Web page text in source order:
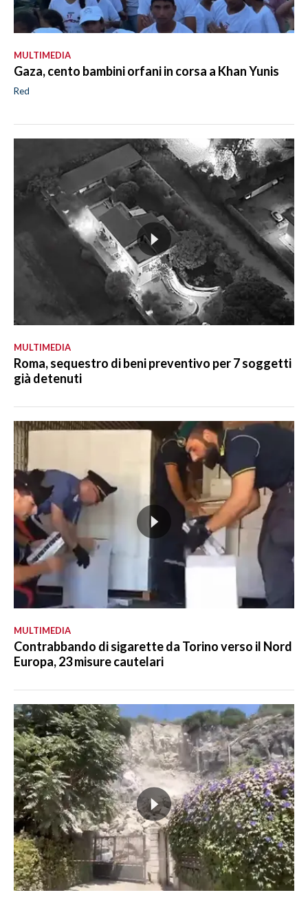
MULTIMEDIA
Gaza, cento bambini orfani in corsa a Khan Yunis
Red
MULTIMEDIA
Roma, sequestro di beni preventivo per 7 soggetti
già detenuti
MULTIMEDIA
Contrabbando di sigarette da Torino verso il Nord
Europa, 23 misure cautelari